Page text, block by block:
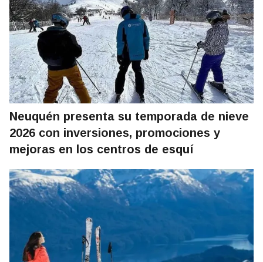
Neuquén presenta su temporada de nieve
2026 con inversiones, promociones y
mejoras en los centros de esquí